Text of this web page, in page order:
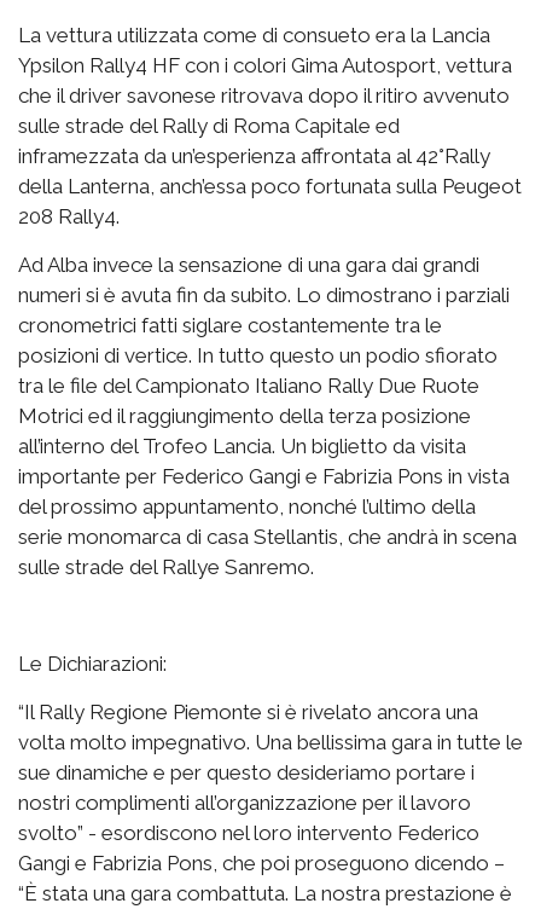
La vettura utilizzata come di consueto era la Lancia
Ypsilon Rally4 HF con i colori Gima Autosport, vettura
che il driver savonese ritrovava dopo il ritiro avvenuto
sulle strade del Rally di Roma Capitale ed
inframezzata da un’esperienza affrontata al 42°Rally
della Lanterna, anch’essa poco fortunata sulla Peugeot
208 Rally4.
Ad Alba invece la sensazione di una gara dai grandi
numeri si è avuta fin da subito. Lo dimostrano i parziali
cronometrici fatti siglare costantemente tra le
posizioni di vertice. In tutto questo un podio sfiorato
tra le file del Campionato Italiano Rally Due Ruote
Motrici ed il raggiungimento della terza posizione
all’interno del Trofeo Lancia. Un biglietto da visita
importante per Federico Gangi e Fabrizia Pons in vista
del prossimo appuntamento, nonché l’ultimo della
serie monomarca di casa Stellantis, che andrà in scena
sulle strade del Rallye Sanremo.
Le Dichiarazioni:
“Il Rally Regione Piemonte si è rivelato ancora una
volta molto impegnativo. Una bellissima gara in tutte le
sue dinamiche e per questo desideriamo portare i
nostri complimenti all’organizzazione per il lavoro
svolto” - esordiscono nel loro intervento Federico
Gangi e Fabrizia Pons, che poi proseguono dicendo –
“È stata una gara combattuta. La nostra prestazione è